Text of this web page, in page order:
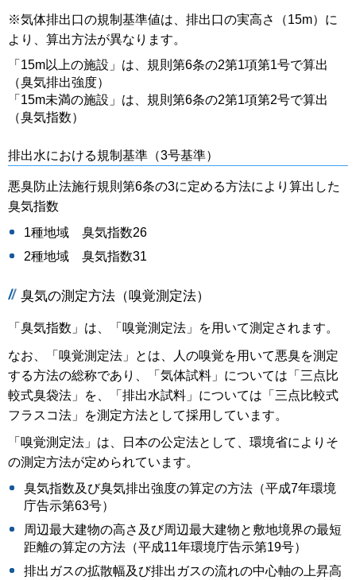
※気体排出口の規制基準値は、排出口の実高さ（15m）に
より、算出方法が異なります。
「15m以上の施設」は、規則第6条の2第1項第1号で算出
（臭気排出強度）
「15m未満の施設」は、規則第6条の2第1項第2号で算出
（臭気指数）
排出水における規制基準（3号基準）
悪臭防止法施行規則第6条の3に定める方法により算出した
臭気指数
1種地域 臭気指数26
2種地域 臭気指数31
臭気の測定方法（嗅覚測定法）
「臭気指数」は、「嗅覚測定法」を用いて測定されます。
なお、「嗅覚測定法」とは、人の嗅覚を用いて悪臭を測定
する方法の総称であり、「気体試料」については「三点比
較式臭袋法」を、「排出水試料」については「三点比較式
フラスコ法」を測定方法として採用しています。
「嗅覚測定法」は、日本の公定法として、環境省によりそ
の測定方法が定められています。
臭気指数及び臭気排出強度の算定の方法（平成7年環境
庁告示第63号）
周辺最大建物の高さ及び周辺最大建物と敷地境界の最短
距離の算定の方法（平成11年環境庁告示第19号）
排出ガスの拡散幅及び排出ガスの流れの中心軸の上昇高